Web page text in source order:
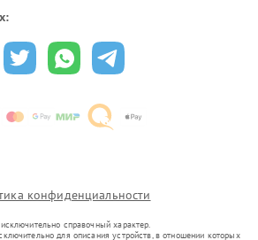
конфиденциальности
справочный характер.
для описания устройств, в отношении которых